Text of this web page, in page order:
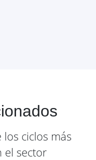
ciclos más
el sector